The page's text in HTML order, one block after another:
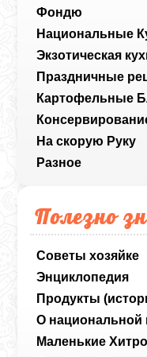
Фондю
Национальные
Экзотическая
Праздничные
Картофельные
На скорую Руку
Разное
Полезно
Советы хозяйке
Энциклопедия
Продукты
О национальной
Маленькие